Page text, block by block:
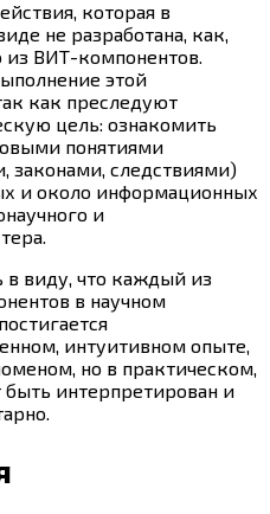
которая в
не разработана, как,
ВИТ-компонентов.
этой
как преследуют
цель: ознакомить
понятиями
следствиями)
и около информационных
и
в виду, что каждый из
в научном
интуитивном опыте,
но в практическом,
интерпретирован и